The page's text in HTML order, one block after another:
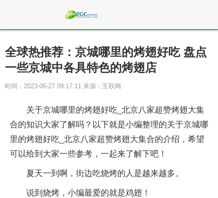
全球热推荐：京城哪里的烤翅好吃 盘点
一些京城中各具特色的烤翅店
时间：2023-06-27 09:17:11 来源：互联网
关于京城哪里的烤翅好吃_北京八家超赞烤翅大集
合的知识大家了解吗？以下就是小编整理的关于京城哪
里的烤翅好吃_北京八家超赞烤翅大集合的介绍，希望
可以给到大家一些参考，一起来了解下吧！
夏天一到啊，街边吃烧烤的人是越来越多。
说到烧烤，小编最爱的就是鸡翅！